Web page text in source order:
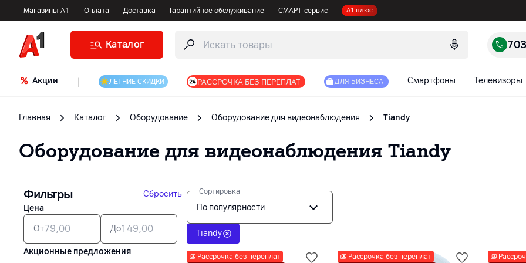
Магазины А1 Оплата Доставка Гарантийное обслуживание СМАРТ-сервис А1 плюс
Каталог
Акции ЛЕТНИЕ СКИДКИ РАССРОЧКА БЕЗ ПЕРЕПЛАТ ДЛЯ БИЗНЕСА Смартфоны Телевизоры
Главная Каталог Оборудование Оборудование для видеонаблюдения Tiandy
Оборудование для видеонаблюдения Tiandy
Фильтры
Сбросить
Цена
От До
Акционные предложения
Сортировка
По популярности
Tiandy
Рассрочка без переплат
Рассрочка без переплат